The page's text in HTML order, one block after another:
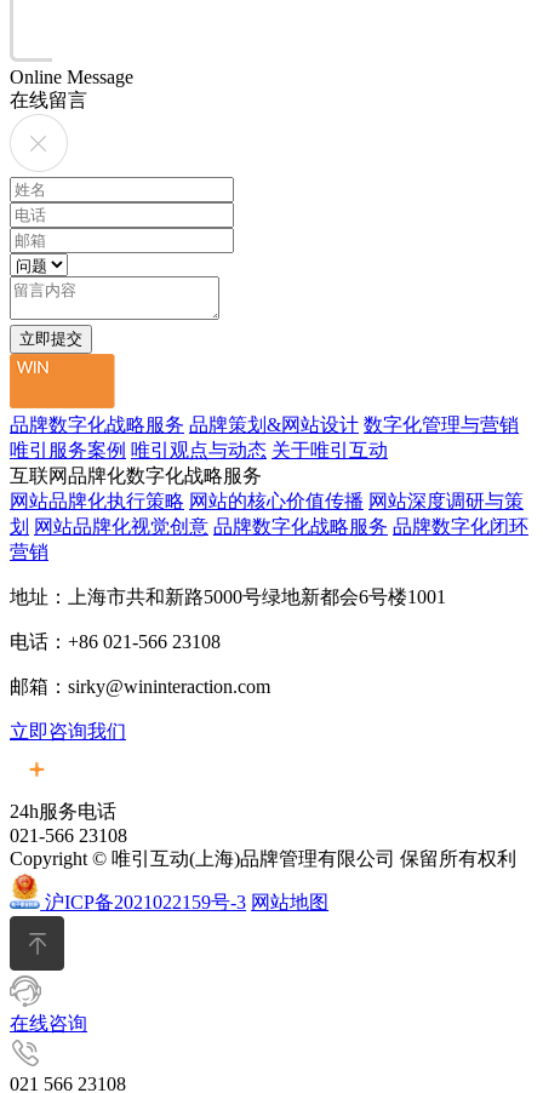
Online Message
在线留言
品牌数字化战略服务 品牌策划&网站设计 数字化管理与营销
唯引服务案例 唯引观点与动态 关于唯引互动
互联网品牌化数字化战略服务
网站品牌化执行策略 网站的核心价值传播 网站深度调研与策
划 网站品牌化视觉创意 品牌数字化战略服务 品牌数字化闭环
营销
地址：上海市共和新路5000号绿地新都会6号楼1001
电话：+86 021-566 23108
邮箱：sirky@wininteraction.com
立即咨询我们
24h服务电话
021-566 23108
Copyright © 唯引互动(上海)品牌管理有限公司 保留所有权利
沪ICP备2021022159号-3 网站地图
在线咨询
021 566 23108